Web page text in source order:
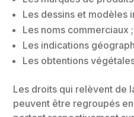
Les dessins et modèles
Les noms commerciaux ;
Les indications
Les obtentions
Les droits qui relèvent de
peuvent être regroupés